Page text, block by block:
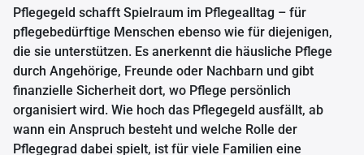
Pflegegeld schafft Spielraum im Pflegealltag – für
pflegebedürftige Menschen ebenso wie für diejenigen,
die sie unterstützen. Es anerkennt die häusliche Pflege
durch Angehörige, Freunde oder Nachbarn und gibt
finanzielle Sicherheit dort, wo Pflege persönlich
organisiert wird. Wie hoch das Pflegegeld ausfällt, ab
wann ein Anspruch besteht und welche Rolle der
Pflegegrad dabei spielt, ist für viele Familien eine